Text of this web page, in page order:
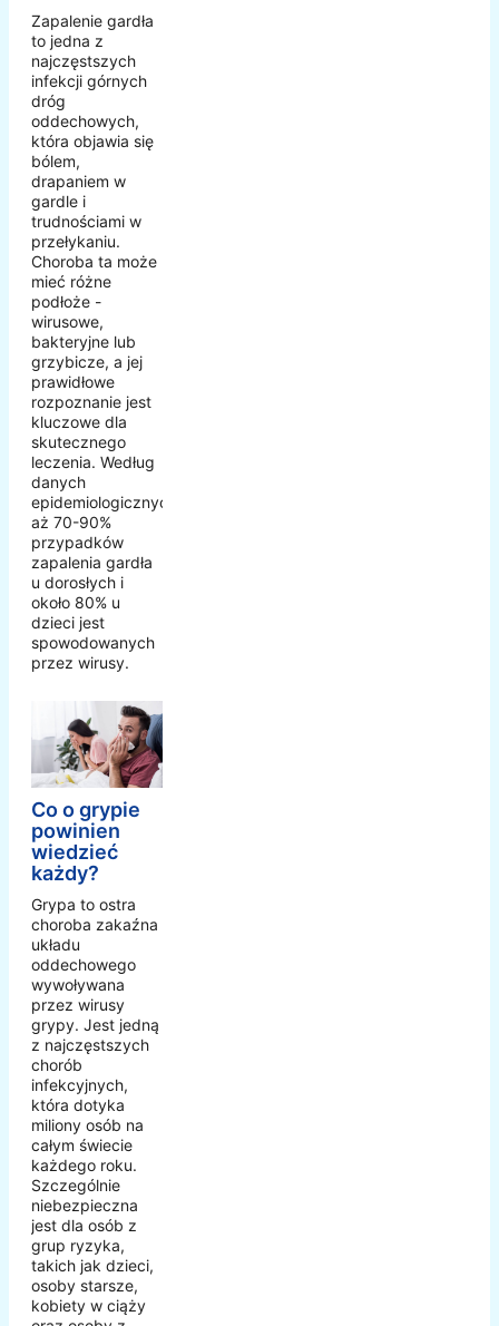
Zapalenie gardła
to jedna z
najczęstszych
infekcji górnych
dróg
oddechowych,
która objawia się
bólem,
drapaniem w
gardle i
trudnościami w
przełykaniu.
Choroba ta może
mieć różne
podłoże -
wirusowe,
bakteryjne lub
grzybicze, a jej
prawidłowe
rozpoznanie jest
kluczowe dla
skutecznego
leczenia. Według
danych
epidemiologicznych,
aż 70-90%
przypadków
zapalenia gardła
u dorosłych i
około 80% u
dzieci jest
spowodowanych
przez wirusy.
Co o grypie
powinien
wiedzieć
każdy?
Grypa to ostra
choroba zakaźna
układu
oddechowego
wywoływana
przez wirusy
grypy. Jest jedną
z najczęstszych
chorób
infekcyjnych,
która dotyka
miliony osób na
całym świecie
każdego roku.
Szczególnie
niebezpieczna
jest dla osób z
grup ryzyka,
takich jak dzieci,
osoby starsze,
kobiety w ciąży